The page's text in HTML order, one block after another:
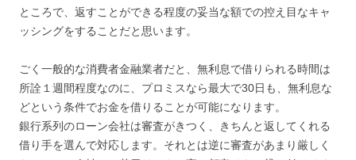
ところで、返すことができる程度の妥当な額での控え目なキャ
ッシングをすることだと思います。
ごく一般的な消費者金融業者だと、無利息で借りられる時間は
所詮１週間程度なのに、プロミスなら最大で30日も、無利息な
どという条件でお金を借りることが可能になります。
銀行系列のローン会社は審査がきつく、きちんと返してくれる
借り手を選んで対応します。それとは逆に審査があまり厳しく